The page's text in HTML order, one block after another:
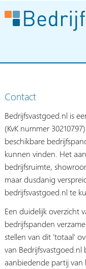
Contact
Bedrijfsvastgoed.nl is
(KvK nummer
beschikbare
kunnen vinden. Het
bedrijfsruimte,
maar dusdanig
bedrijfsvastgoed.nl te
Een duidelijk overzicht
bedrijfspanden
stellen van dit 'totaal'
van
aanbiedende partij van